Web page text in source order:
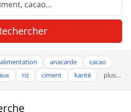
alimentation anacarde
cacao
riz ciment karité plus…